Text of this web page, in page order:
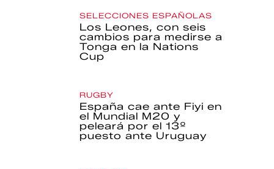
SELECCIONES ESPAÑOLAS
Los Leones, con seis
cambios para medirse a
Tonga en la Nations
Cup
RUGBY
España cae ante Fiyi en
el Mundial M20 y
peleará por el 13º
puesto ante Uruguay